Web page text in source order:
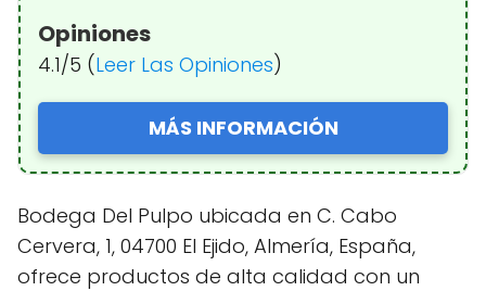
Opiniones
4.1/5 (Leer Las Opiniones)
MÁS INFORMACIÓN
Bodega Del Pulpo ubicada en C. Cabo
Cervera, 1, 04700 El Ejido, Almería, España,
ofrece productos de alta calidad con un